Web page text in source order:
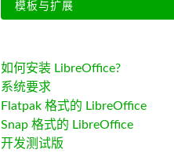
模板与扩展
如何安装 LibreOffice?
系统要求
Flatpak 格式的 LibreOffice
Snap 格式的 LibreOffice
开发测试版